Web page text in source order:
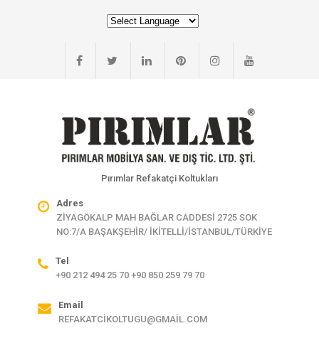
Pırımlar Refakatçi Koltukları
Adres
ZİYAGÖKALP MAH BAĞLAR CADDESİ 2725 SOK
NO:7/A BAŞAKŞEHİR/ İKİTELLİ/İSTANBUL/TÜRKİYE
Tel
+90 212 494 25 70 +90 850 259 79 70
Email
REFAKATCIKOLTUGU@GMAIL.COM